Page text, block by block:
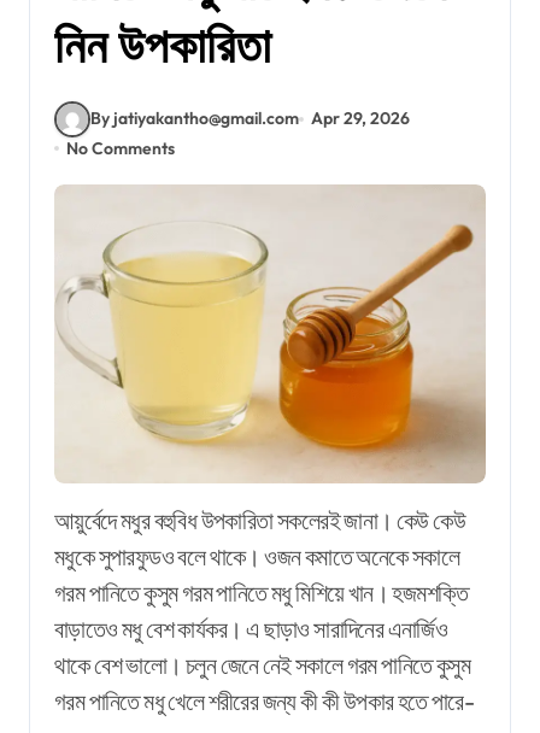
নিন উপকারিতা
By jatiyakantho@gmail.com Apr 29, 2026
No Comments
আয়ুর্বেদে মধুর বহুবিধ উপকারিতা সকলেরই জানা। কেউ কেউ
মধুকে সুপারফুডও বলে থাকে। ওজন কমাতে অনেকে সকালে
গরম পানিতে কুসুম গরম পানিতে মধু মিশিয়ে খান। হজমশক্তি
বাড়াতেও মধু বেশ কার্যকর। এ ছাড়াও সারাদিনের এনার্জিও
থাকে বেশ ভালো। চলুন জেনে নেই সকালে গরম পানিতে কুসুম
গরম পানিতে মধু খেলে শরীরের জন্য কী কী উপকার হতে পারে-